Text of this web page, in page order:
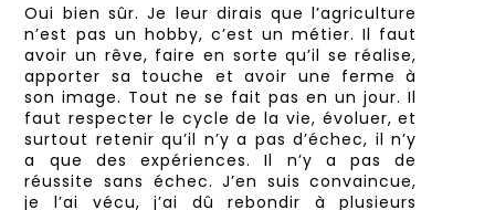
Oui bien sûr. Je leur dirais que l’agriculture
n’est pas un hobby, c’est un métier. Il faut
avoir un rêve, faire en sorte qu’il se réalise,
apporter sa touche et avoir une ferme à
son image. Tout ne se fait pas en un jour. Il
faut respecter le cycle de la vie, évoluer, et
surtout retenir qu’il n’y a pas d’échec, il n’y
a que des expériences. Il n’y a pas de
réussite sans échec. J’en suis convaincue,
je l’ai vécu, j’ai dû rebondir à plusieurs